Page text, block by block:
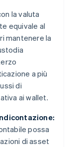
la valuta
equivale al
mantenere la
a più
di
ai wallet.
possa
di asset